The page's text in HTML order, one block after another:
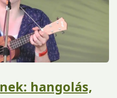
hangolás,